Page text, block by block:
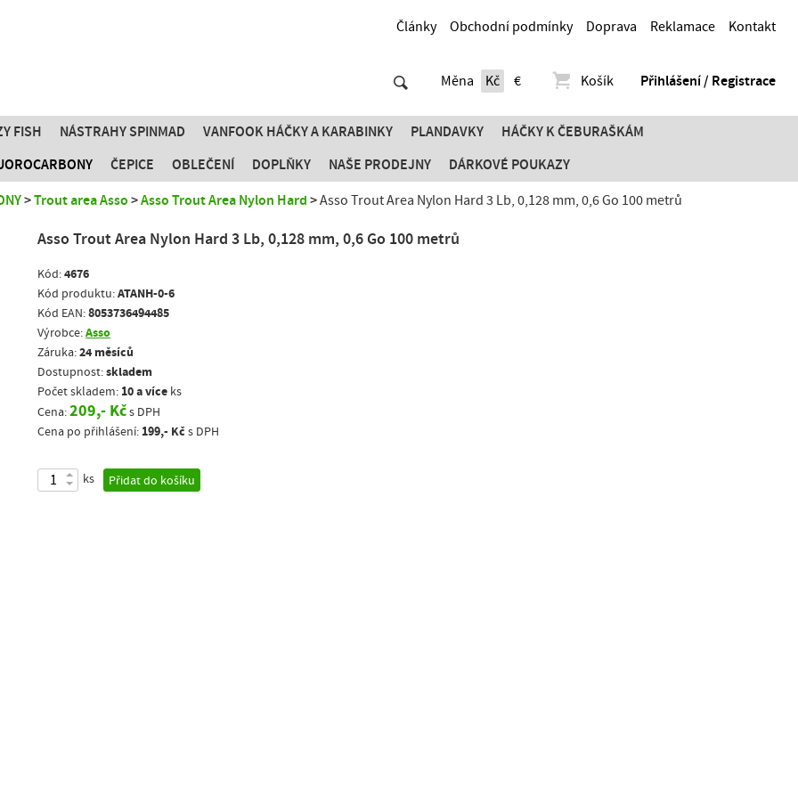
Články Obchodní podmínky Doprava Reklamace Kontakt
Měna Kč € Košík Přihlášení / Registrace
FISH NÁSTRAHY SPINMAD VANFOOK HÁČKY A KARABINKY PLANDAVKY HÁČKY K ČEBURAŠKÁM
ČEPICE OBLEČENÍ DOPLŇKY NAŠE PRODEJNY DÁRKOVÉ POUKAZY
Trout area Asso Asso Trout Area Nylon Hard Asso Trout Area Nylon Hard 3 Lb, 0,128 mm, 0,6 Go 100 metrů
Asso Trout Area Nylon Hard 3 Lb, 0,128 mm, 0,6 Go 100 metrů
Kód:4676
Kód produktu:ATANH-0-6
Kód EAN:8053736494485
Výrobce:Asso
Záruka:24 měsíců
Dostupnost:skladem
Počet skladem: 10 a více ks
Cena:209,- Kčs DPH
Cena po přihlášení: 199,- Kč s DPH
ks Přidat do košíku